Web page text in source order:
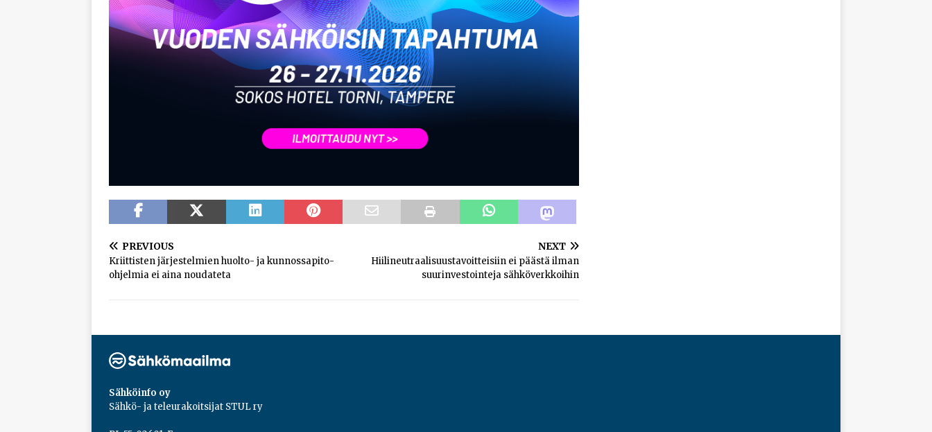
PREVIOUS
Kriittisten järjestelmien huolto- ja kunnossapito-
ohjelmia ei aina noudateta
NEXT
Hiilineutraalisuustavoitteisiin ei päästä ilman
suurinvestointeja sähköverkkoihin
Sähköinfo oy
Sähkö- ja teleurakoitsijat STUL ry